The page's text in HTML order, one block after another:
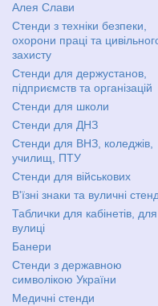
Алея Слави
Стенди з техніки безпеки,
охорони праці та
захисту
Стенди для держустанов,
підприємств та організацій
Стенди для школи
Стенди для ДНЗ
Стенди для ВНЗ, коледжів,
училищ, ПТУ
Стенди для військових
В'їзні знаки та вуличні
Таблички для кабінетів, для
вулиці
Банери
Стенди з державною
символікою України
Медичні стенди